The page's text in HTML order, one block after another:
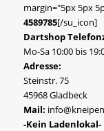
margin="5px 5px
4589785[/su_icon]
Dartshop
Mo-Sa 10:00 bis
Adresse:
Steinstr. 75
45968 Gladbeck
Mail:
-Kein Ladenlokal-